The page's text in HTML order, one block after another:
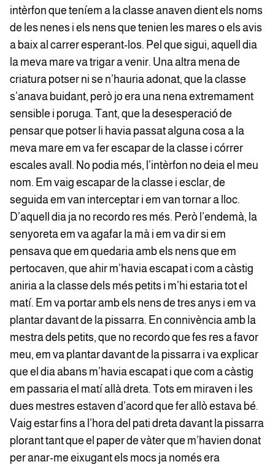
intèrfon que teníem a la classe anaven dient els noms
de les nenes i els nens que tenien les mares o els avis
a baix al carrer esperant-los. Pel que sigui, aquell dia
la meva mare va trigar a venir. Una altra mena de
criatura potser ni se n’hauria adonat, que la classe
s’anava buidant, però jo era una nena extremament
sensible i poruga. Tant, que la desesperació de
pensar que potser li havia passat alguna cosa a la
meva mare em va fer escapar de la classe i córrer
escales avall. No podia més, l’intèrfon no deia el meu
nom. Em vaig escapar de la classe i esclar, de
seguida em van interceptar i em van tornar a lloc.
D’aquell dia ja no recordo res més. Però l’endemà, la
senyoreta em va agafar la mà i em va dir si em
pensava que em quedaria amb els nens que em
pertocaven, que ahir m’havia escapat i com a càstig
aniria a la classe dels més petits i m’hi estaria tot el
matí. Em va portar amb els nens de tres anys i em va
plantar davant de la pissarra. En connivència amb la
mestra dels petits, que no recordo que fes res a favor
meu, em va plantar davant de la pissarra i va explicar
que el dia abans m’havia escapat i que com a càstig
em passaria el matí allà dreta. Tots em miraven i les
dues mestres estaven d’acord que fer allò estava bé.
Vaig estar fins a l’hora del pati dreta davant la pissarra
plorant tant que el paper de vàter que m’havien donat
per anar-me eixugant els mocs ja només era